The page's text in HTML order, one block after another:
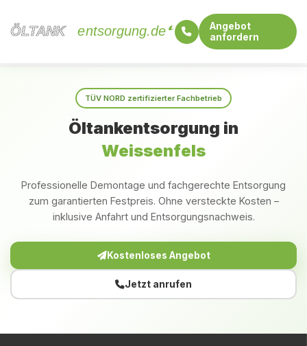
ÖLTANK
ÖLTANK entsorgung.de
Angebot
anfordern
TÜV NORD zertifizierter Fachbetrieb
Öltankentsorgung in
Weissenfels
Professionelle Demontage und fachgerechte Entsorgung
zum garantierten Festpreis. Ohne versteckte Kosten –
inklusive Anfahrt und Entsorgungsnachweis.
Kostenloses Angebot
Jetzt anrufen